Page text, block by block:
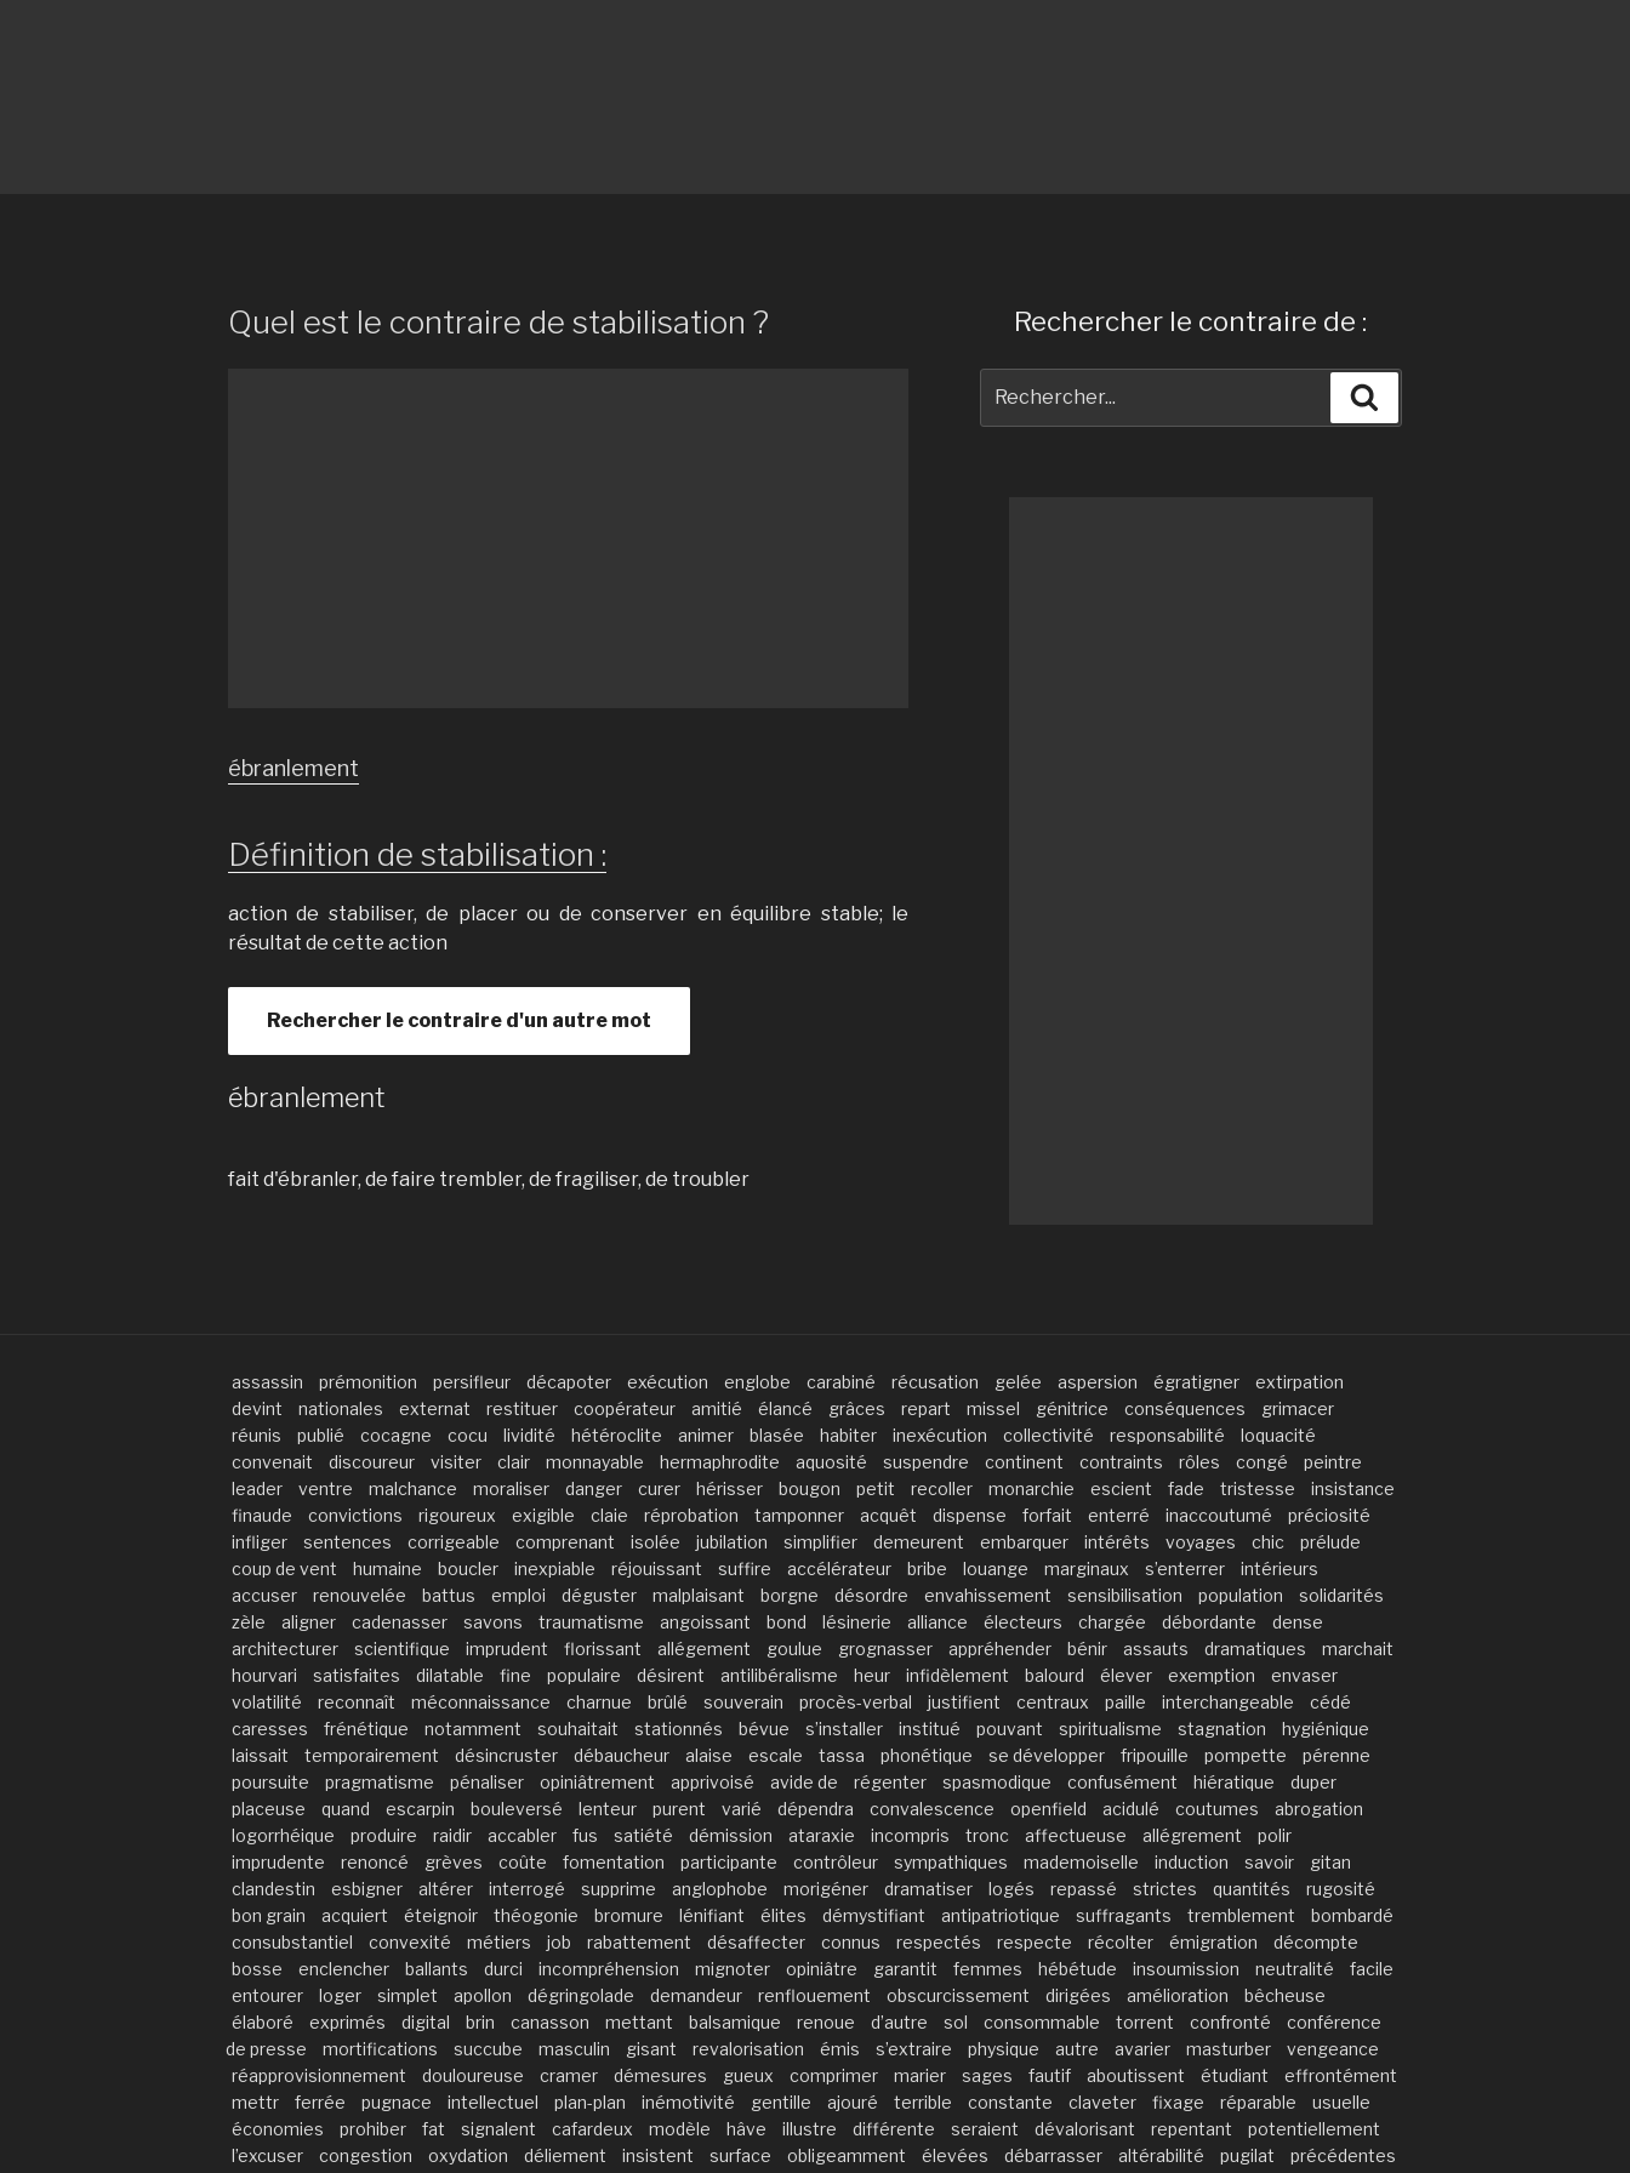
Quel est le contraire de stabilisation ?
ébranlement
Définition de stabilisation :
action de stabiliser, de placer ou de conserver en équilibre stable; le
résultat de cette action
Rechercher le contraire d'un autre mot
ébranlement
fait d'ébranler, de faire trembler, de fragiliser, de troubler
Rechercher le contraire de :
pour
assassin prémonition persifleur décapoter exécution englobe carabiné récusation gelée aspersion égratigner
extirpation
devint
nationales externat restituer coopérateur amitié élancé grâces repart missel génitrice conséquences
grimacer
réunis
publié cocagne cocu lividité hétéroclite animer blasée habiter inexécution collectivité responsabilité
loquacité
convenait
discoureur visiter clair monnayable hermaphrodite aquosité suspendre continent contraints rôles congé
peintre
leader
ventre malchance moraliser danger curer hérisser bougon petit recoller monarchie escient fade tristesse
insistance
finaude
convictions rigoureux exigible claie réprobation tamponner acquêt dispense forfait enterré inaccoutumé
préciosité
infliger
sentences corrigeable comprenant isolée jubilation simplifier demeurent embarquer intérêts voyages chic
prélude
coup de vent
humaine boucler inexpiable réjouissant suffire accélérateur bribe louange marginaux s’enterrer
intérieurs
accuser
renouvelée battus emploi déguster malplaisant borgne désordre envahissement sensibilisation population
solidarités
zèle
aligner cadenasser savons traumatisme angoissant bond lésinerie alliance électeurs chargée débordante
dense
architecturer
scientifique imprudent florissant allégement goulue grognasser appréhender bénir assauts dramatiques
marchait
hourvari
satisfaites dilatable fine populaire désirent antilibéralisme heur infidèlement balourd élever exemption
envaser
volatilité
reconnaît méconnaissance charnue brûlé souverain procès-verbal justifient centraux paille interchangeable
cédé
caresses
frénétique notamment souhaitait stationnés bévue s’installer institué pouvant spiritualisme stagnation
hygiénique
laissait
temporairement désincruster débaucheur alaise escale tassa phonétique se développer fripouille pompette
pérenne
poursuite
pragmatisme pénaliser opiniâtrement apprivoisé avide de régenter spasmodique confusément hiératique
duper
placeuse
quand escarpin bouleversé lenteur purent varié dépendra convalescence openfield acidulé coutumes
abrogation
logorrhéique
produire raidir accabler fus satiété démission ataraxie incompris tronc affectueuse allégrement
polir
imprudente
renoncé grèves coûte fomentation participante contrôleur sympathiques mademoiselle induction savoir
gitan
clandestin
esbigner altérer interrogé supprime anglophobe morigéner dramatiser logés repassé strictes quantités
rugosité
bon grain
acquiert éteignoir théogonie bromure lénifiant élites démystifiant antipatriotique suffragants tremblement
bombardé
consubstantiel
convexité métiers job rabattement désaffecter connus respectés respecte récolter émigration
décompte
bosse
enclencher ballants durci incompréhension mignoter opiniâtre garantit femmes hébétude insoumission neutralité
facile
entourer
loger simplet apollon dégringolade demandeur renflouement obscurcissement dirigées amélioration
bêcheuse
élaboré
exprimés digital brin canasson mettant balsamique renoue d’autre sol consommable torrent confronté
conférence
de presse
mortifications succube masculin gisant revalorisation émis s’extraire physique autre avarier masturber
vengeance
réapprovisionnement
douloureuse cramer démesures gueux comprimer marier sages fautif aboutissent étudiant
effrontément
mettr
ferrée pugnace intellectuel plan-plan inémotivité gentille ajouré terrible constante claveter fixage réparable
usuelle
économies
prohiber fat signalent cafardeux modèle hâve illustre différente seraient dévalorisant repentant
potentiellement
l’excuser
congestion oxydation déliement insistent surface obligeamment élevées débarrasser altérabilité pugilat
précédentes